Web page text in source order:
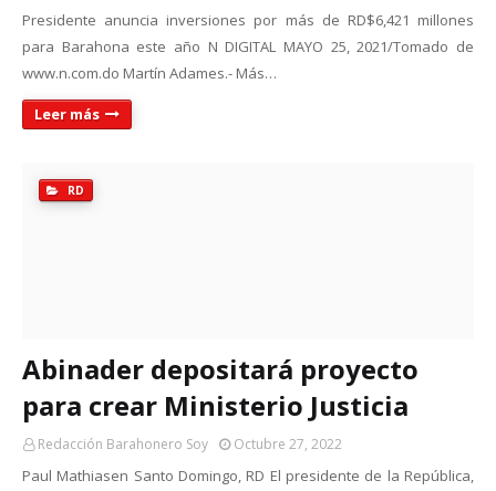
Presidente anuncia inversiones por más de RD$6,421 millones
para Barahona este año N DIGITAL MAYO 25, 2021/Tomado de
www.n.com.do Martín Adames.- Más…
Leer más
RD
Abinader depositará proyecto
para crear Ministerio Justicia
Redacción Barahonero Soy Octubre 27, 2022
Paul Mathiasen Santo Domingo, RD El presidente de la República,